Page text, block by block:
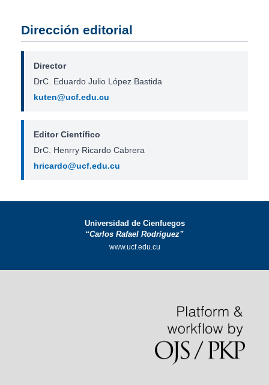
Dirección editorial
Director
DrC. Eduardo Julio López Bastida
kuten@ucf.edu.cu
Editor Científico
DrC. Henrry Ricardo Cabrera
hricardo@ucf.edu.cu
Universidad de Cienfuegos
“Carlos Rafael Rodríguez”
www.ucf.edu.cu